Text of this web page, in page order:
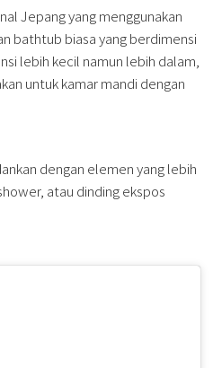
Jepang yang menggunakan
bathtub biasa yang berdimensi
lebih kecil namun lebih dalam,
untuk kamar mandi dengan
dengan elemen yang lebih
atau dinding ekspos